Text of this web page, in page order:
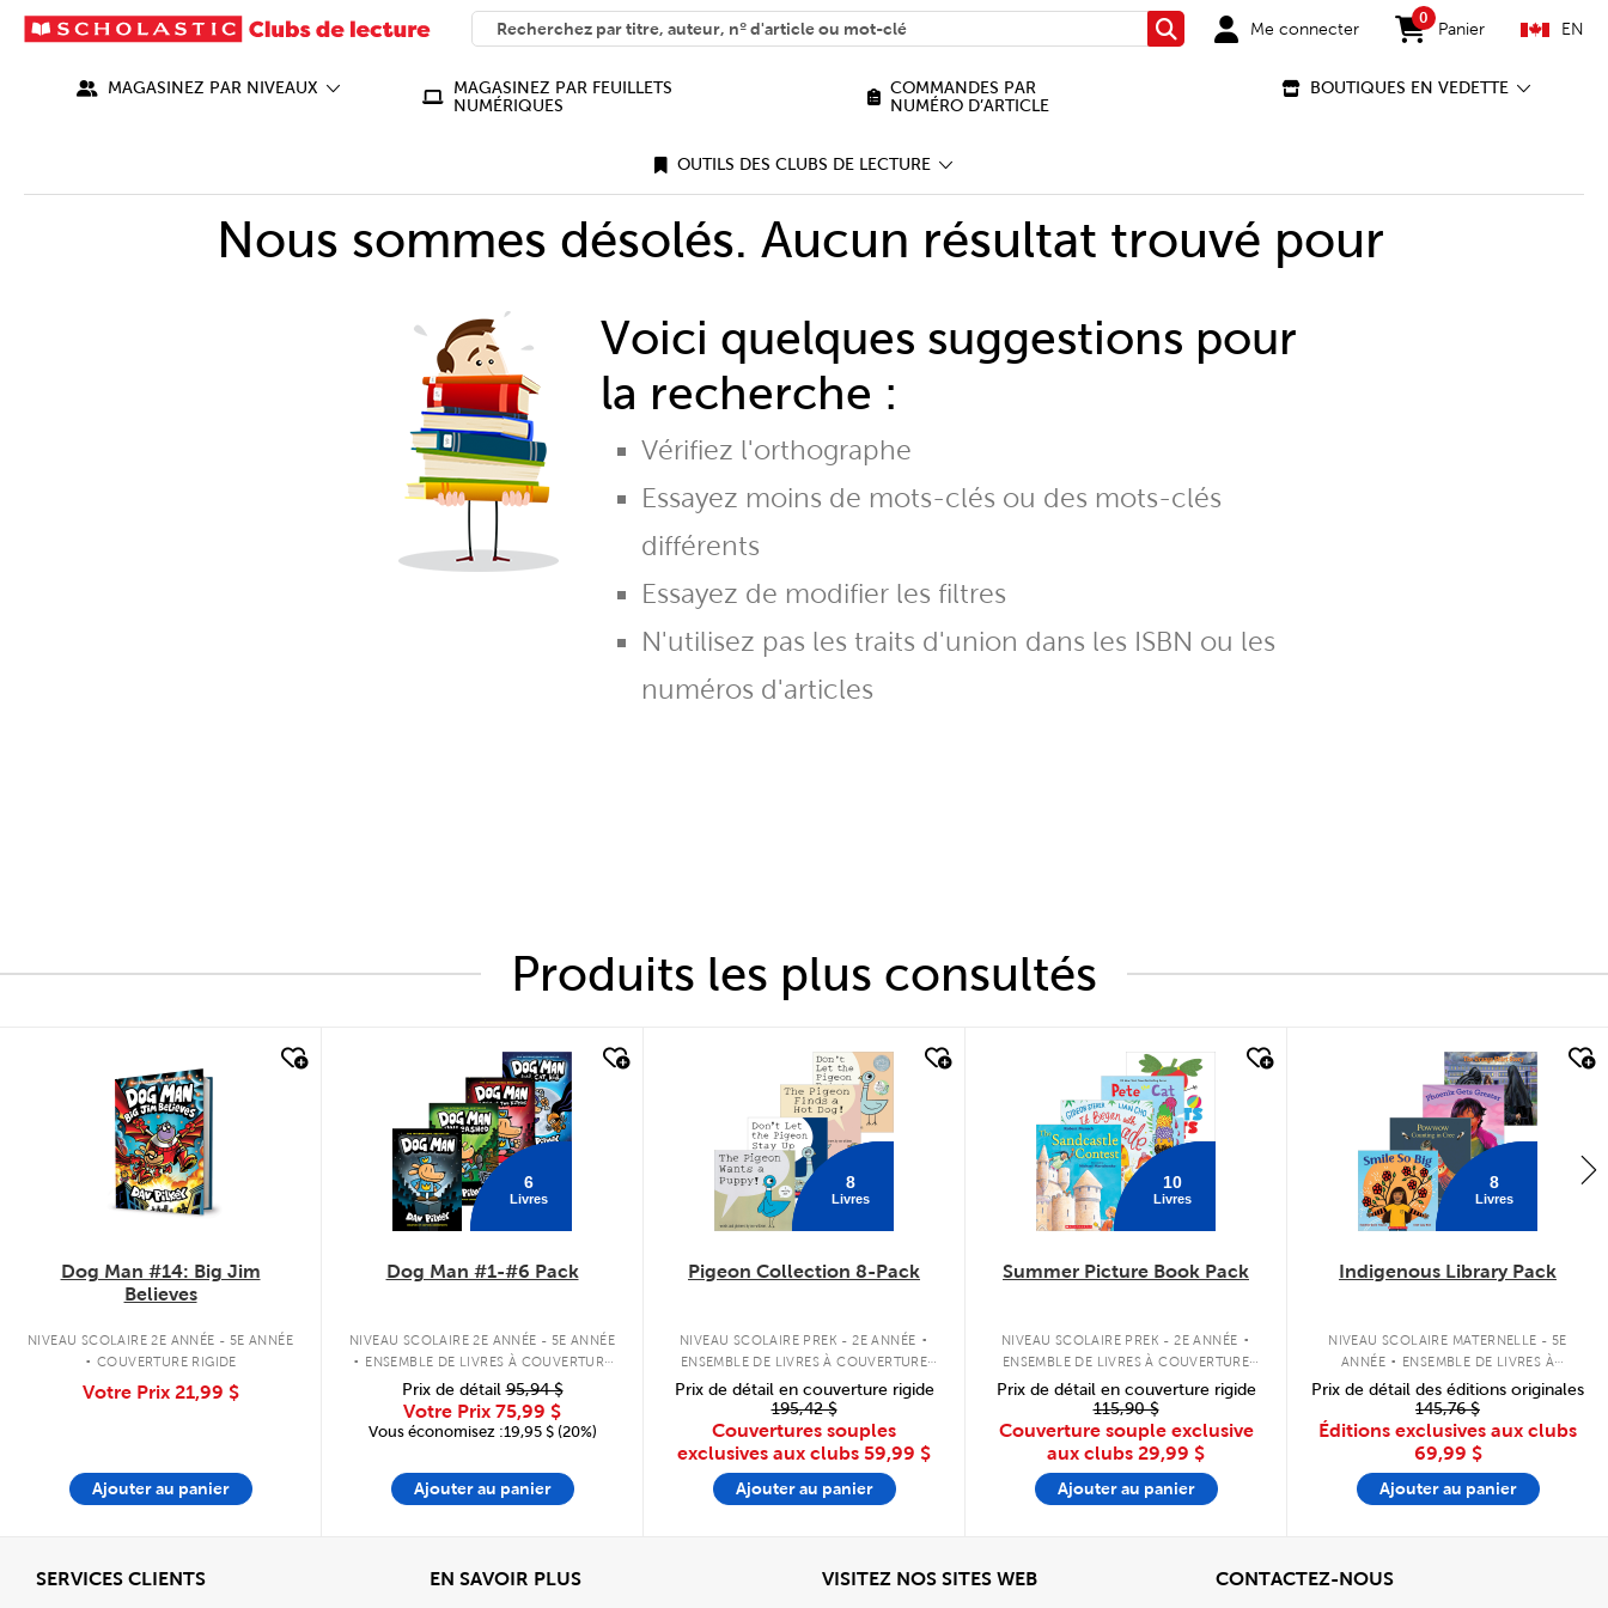
SEARCH
What can we help you find?
RechercherMe connecter
0
items in cart
Panier EN
MAGASINEZ PAR NIVEAUX
MAGASINEZ PAR FEUILLETS
NUMÉRIQUES
COMMANDES PAR
NUMÉRO D’ARTICLE
BOUTIQUES EN VEDETTE
OUTILS DES CLUBS DE LECTURE
Nous sommes désolés. Aucun résultat trouvé pour
Voici quelques suggestions pour
la recherche :
Vérifiez l'orthographe
Essayez moins de mots-clés ou des mots-clés
différents
Essayez de modifier les filtres
N'utilisez pas les traits d'union dans les ISBN ou les
numéros d'articles
Produits les plus consultés
Dog Man #14: Big Jim
Believes
NIVEAU SCOLAIRE 2E ANNÉE - 5E ANNÉE
. COUVERTURE RIGIDE
Votre Prix 21,99 $
Ajouter au panier
6
Livres
Dog Man #1-#6 Pack
NIVEAU SCOLAIRE 2E ANNÉE - 5E ANNÉE
. ENSEMBLE DE LIVRES À COUVERTURE
RIGIDE
Prix de détail95,94 $
Votre Prix 75,99 $
Vous économisez :19,95 $ (20%)
Ajouter au panier
8
Livres
Pigeon Collection 8-Pack
NIVEAU SCOLAIRE PREK - 2E ANNÉE .
ENSEMBLE DE LIVRES À COUVERTURE
Prix de détail en couverture rigide
195,42 $
Couvertures souples
exclusives aux clubs 59,99 $
Ajouter au panier
10
Livres
Summer Picture Book Pack
NIVEAU SCOLAIRE PREK - 2E ANNÉE .
ENSEMBLE DE LIVRES À COUVERTURE
Prix de détail en couverture rigide
115,90 $
Couverture souple exclusive
aux clubs 29,99 $
Ajouter au panier
8
Livres
Indigenous Library Pack
NIVEAU SCOLAIRE MATERNELLE - 5E
ANNÉE . ENSEMBLE DE LIVRES À
COUVERTURE SOUPLE
Prix de détail des éditions originales
145,76 $
Éditions exclusives aux clubs
69,99 $
Ajouter au panier
SERVICES CLIENTSAfficher EN SAVOIR PLUSView VISITEZ NOS SITES WEBAfficher CONTACTEZ-NOUSView